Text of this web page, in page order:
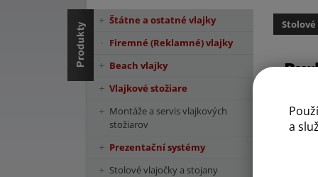
a
Štátne a ostatné vlajky
Firemné (Reklamné) vlajky
Beach vlajky
Vlajkové stožiare
Montáže a servis vlajkových
stožiarov
Prezentační systémy
Stolové vlajočky a stojany